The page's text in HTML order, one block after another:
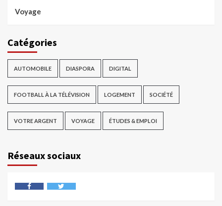
Voyage
Catégories
AUTOMOBILE DIASPORA DIGITAL
FOOTBALL À LA TÉLÉVISION LOGEMENT SOCIÉTÉ
VOTRE ARGENT VOYAGE ÉTUDES & EMPLOI
Réseaux sociaux